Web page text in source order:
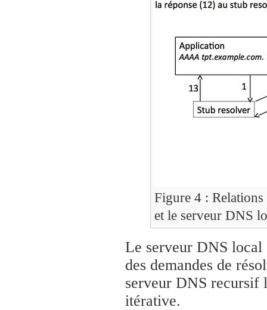
Figure 4 :
et le serveur DNS
Le serveur DNS local
des demandes de
serveur DNS recursif
itérative.